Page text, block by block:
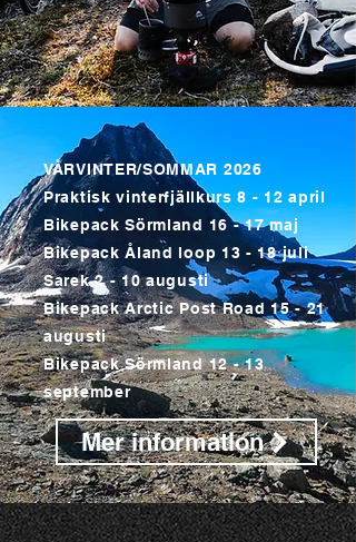
VÅRVINTER/SOMMAR 2026
Praktisk vinterfjällkurs 8 - 12 april
Bikepack Sörmland 16 - 17 maj
Bikepack Åland loop 13 - 18 juli
Sarek 2 - 10 augusti
Bikepack Arctic Post Road 15 - 21
augusti
Bikepack Sörmland 12 - 13
september
Mer information